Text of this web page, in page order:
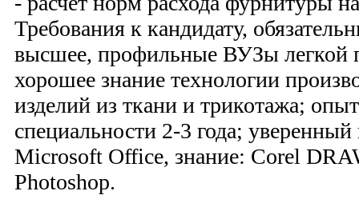
Требования к кандидату,
высшее, профильные ВУЗы легкой
хорошее знание технологии
изделий из ткани и трикотажа;
специальности 2-3 года;
Microsoft Office, знание: Corel
Photoshop.